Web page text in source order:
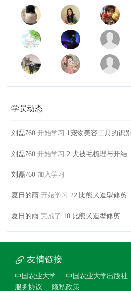
学员动态
刘磊760 开始学习 1宠物美容工具的识别
刘磊760 开始学习 2.犬被毛梳理与开结
刘磊760 加入学习
夏日的雨 开始学习 22.比熊犬造型修剪
夏日的雨 完成了 10.比熊犬造型修剪
友情链接
中国农业大学 中国农业大学出版社
服务协议
隐私政策